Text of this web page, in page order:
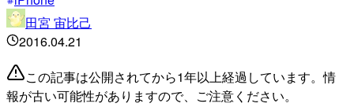
田宮 宙比己
2016.04.21
この記事は公開されてから1年以上経過しています。情
報が古い可能性がありますので、ご注意ください。